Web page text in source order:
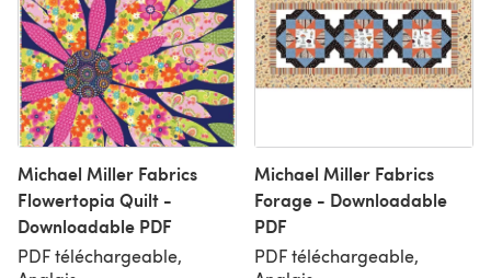
Michael Miller Fabrics
Flowertopia Quilt -
Downloadable PDF
PDF téléchargeable,
Michael Miller Fabrics
Forage - Downloadable
PDF
PDF téléchargeable,